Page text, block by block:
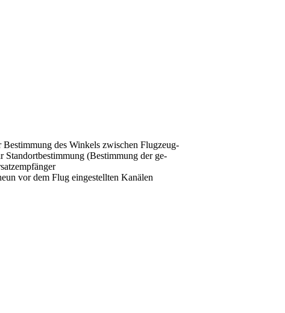
des Winkels zwischen Flugzeug-
Standortbestimmung (Bestimmung der ge-
vor dem Flug eingestellten Kanälen